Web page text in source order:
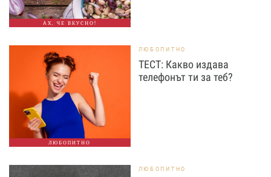
АХ, ЧЕ ВКУСНО!
ЛЮБОПИТНО
ЛЮБОПИТНО
ТЕСТ: Какво издава
телефонът ти за теб?
ЛЮБОПИТНО